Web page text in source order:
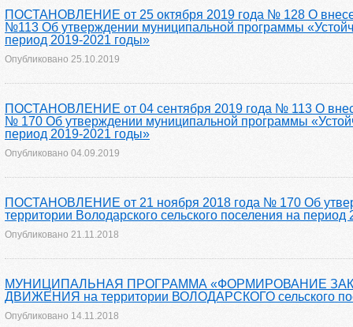
ПОСТАНОВЛЕНИЕ от 25 октября 2019 года № 128 О
№113 Об утверждении муниципальной программы
период 2019-2021 годы»
Опубликовано 25.10.2019
ПОСТАНОВЛЕНИЕ от 04 сентября 2019 года № 113 О
№ 170 Об утверждении муниципальной программы
период 2019-2021 годы»
Опубликовано 04.09.2019
ПОСТАНОВЛЕНИЕ от 21 ноября 2018 года № 170 Об
территории Володарского сельского поселения на
Опубликовано 21.11.2018
МУНИЦИПАЛЬНАЯ ПРОГРАММА «ФОРМИРОВАНИЕ
ДВИЖЕНИЯ на территории ВОЛОДАРСКОГО сельского
Опубликовано 14.11.2018